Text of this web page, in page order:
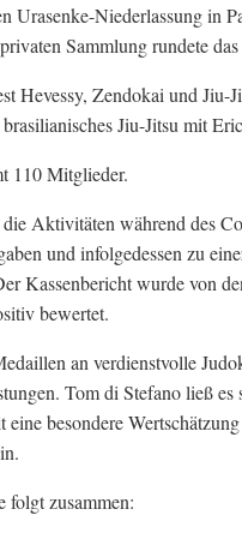
Niederlassung in
Sammlung rundete
Hevessy, Zendokai und Jiu-
Jiu-Jitsu mit
110 Mitglieder.
die Aktivitäten während des
und infolgedessen zu
Kassenbericht wurde von
bewertet.
an verdienstvolle
Tom di Stefano ließ es
besondere
folgt zusammen: